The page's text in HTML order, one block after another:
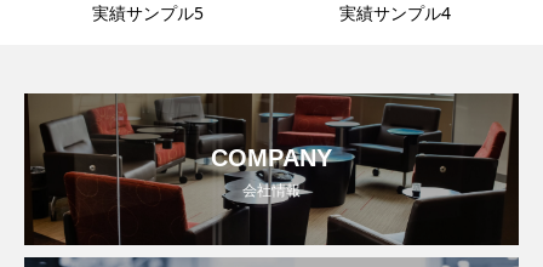
実績サンプル5 実績サンプル4
COMPANY
会社情報